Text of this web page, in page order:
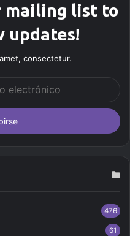
mailing list to
updates!
consectetur.
476
61